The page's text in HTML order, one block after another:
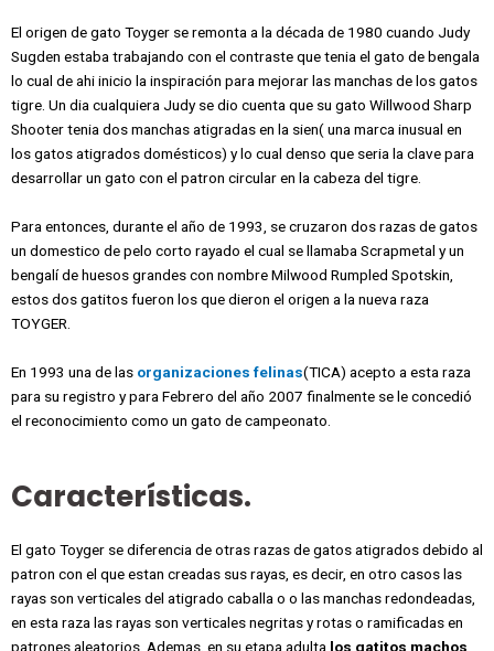
El origen de gato Toyger se remonta a la década de 1980 cuando Judy
Sugden estaba trabajando con el contraste que tenia el gato de bengala
lo cual de ahi inicio la inspiración para mejorar las manchas de los gatos
tigre. Un dia cualquiera Judy se dio cuenta que su gato Willwood Sharp
Shooter tenia dos manchas atigradas en la sien( una marca inusual en
los gatos atigrados domésticos) y lo cual denso que seria la clave para
desarrollar un gato con el patron circular en la cabeza del tigre.
Para entonces, durante el año de 1993, se cruzaron dos razas de gatos
un domestico de pelo corto rayado el cual se llamaba Scrapmetal y un
bengalí de huesos grandes con nombre Milwood Rumpled Spotskin,
estos dos gatitos fueron los que dieron el origen a la nueva raza
TOYGER.
En 1993 una de las organizaciones felinas(TICA) acepto a esta raza
para su registro y para Febrero del año 2007 finalmente se le concedió
el reconocimiento como un gato de campeonato.
Características.
El gato Toyger se diferencia de otras razas de gatos atigrados debido al
patron con el que estan creadas sus rayas, es decir, en otro casos las
rayas son verticales del atigrado caballa o o las manchas redondeadas,
en esta raza las rayas son verticales negritas y rotas o ramificadas en
patrones aleatorios. Ademas, en su etapa adulta los gatitos machos